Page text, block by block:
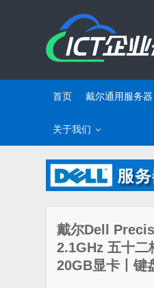
首页 戴尔通用服务器
关于我们
戴尔Dell
2.1GHz 五十二
20GB显卡丨键